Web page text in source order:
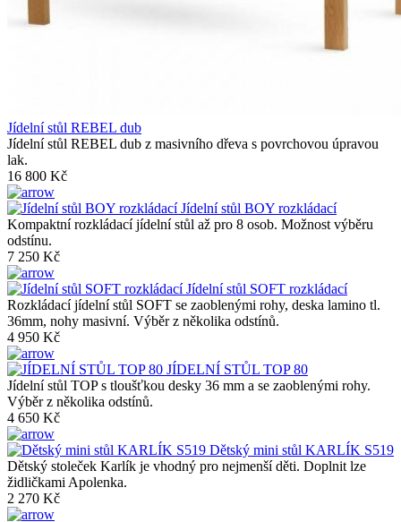
Jídelní stůl REBEL dub
Jídelní stůl REBEL dub z masivního dřeva s povrchovou úpravou
lak.
16 800 Kč
Jídelní stůl BOY rozkládací
Kompaktní rozkládací jídelní stůl až pro 8 osob. Možnost výběru
odstínu.
7 250 Kč
Jídelní stůl SOFT rozkládací
Rozkládací jídelní stůl SOFT se zaoblenými rohy, deska lamino tl.
36mm, nohy masivní. Výběr z několika odstínů.
4 950 Kč
JÍDELNÍ STŮL TOP 80
Jídelní stůl TOP s tloušťkou desky 36 mm a se zaoblenými rohy.
Výběr z několika odstínů.
4 650 Kč
Dětský mini stůl KARLÍK S519
Dětský stoleček Karlík je vhodný pro nejmenší děti. Doplnit lze
židličkami Apolenka.
2 270 Kč